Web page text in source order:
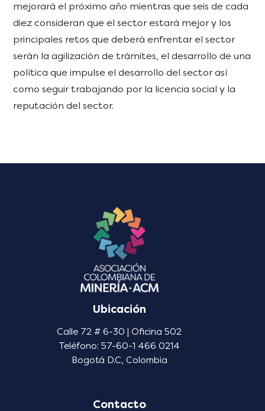
mejorará el próximo año mientras que seis de cada
diez consideran que el sector estará mejor y los
principales retos que deberá enfrentar el sector
serán la agilización de trámites, el desarrollo de una
política que impulse el desarrollo del sector así
como seguir trabajando por la licencia social y la
reputación del sector.
Ubicación
Calle 72 # 6-30 | Oficina 502
Teléfono: 57-60-1 466 0214
Bogotá D.C, Colombia
Contacto